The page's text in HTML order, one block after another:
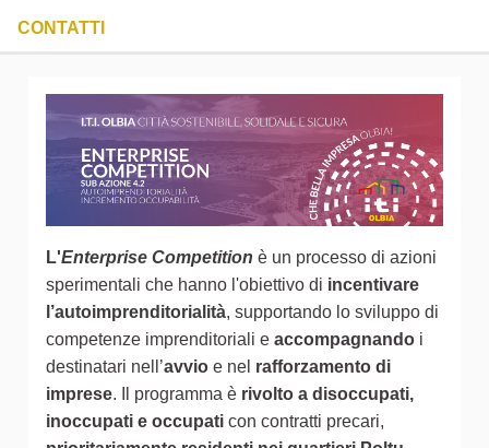
CONTATTI
L'Enterprise Competition è un processo di azioni
sperimentali che hanno l'obiettivo di incentivare
l’autoimprenditorialità, supportando lo sviluppo di
competenze imprenditoriali e accompagnando i
destinatari nell’avvio e nel rafforzamento di
imprese. Il programma è rivolto a disoccupati,
inoccupati e occupati con contratti precari,